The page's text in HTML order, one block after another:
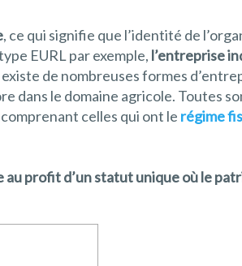
, ce qui signifie que l’identité de
EURL par exemple, l’entreprise
de nombreuses formes
dans le domaine agricole. Toutes
celles qui ont le régime
au profit d’un statut unique où le